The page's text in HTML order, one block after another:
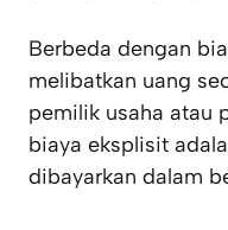
Berbeda dengan
melibatkan uang
pemilik usaha atau
biaya eksplisit
dibayarkan dalam